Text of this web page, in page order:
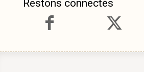
Restons connectés